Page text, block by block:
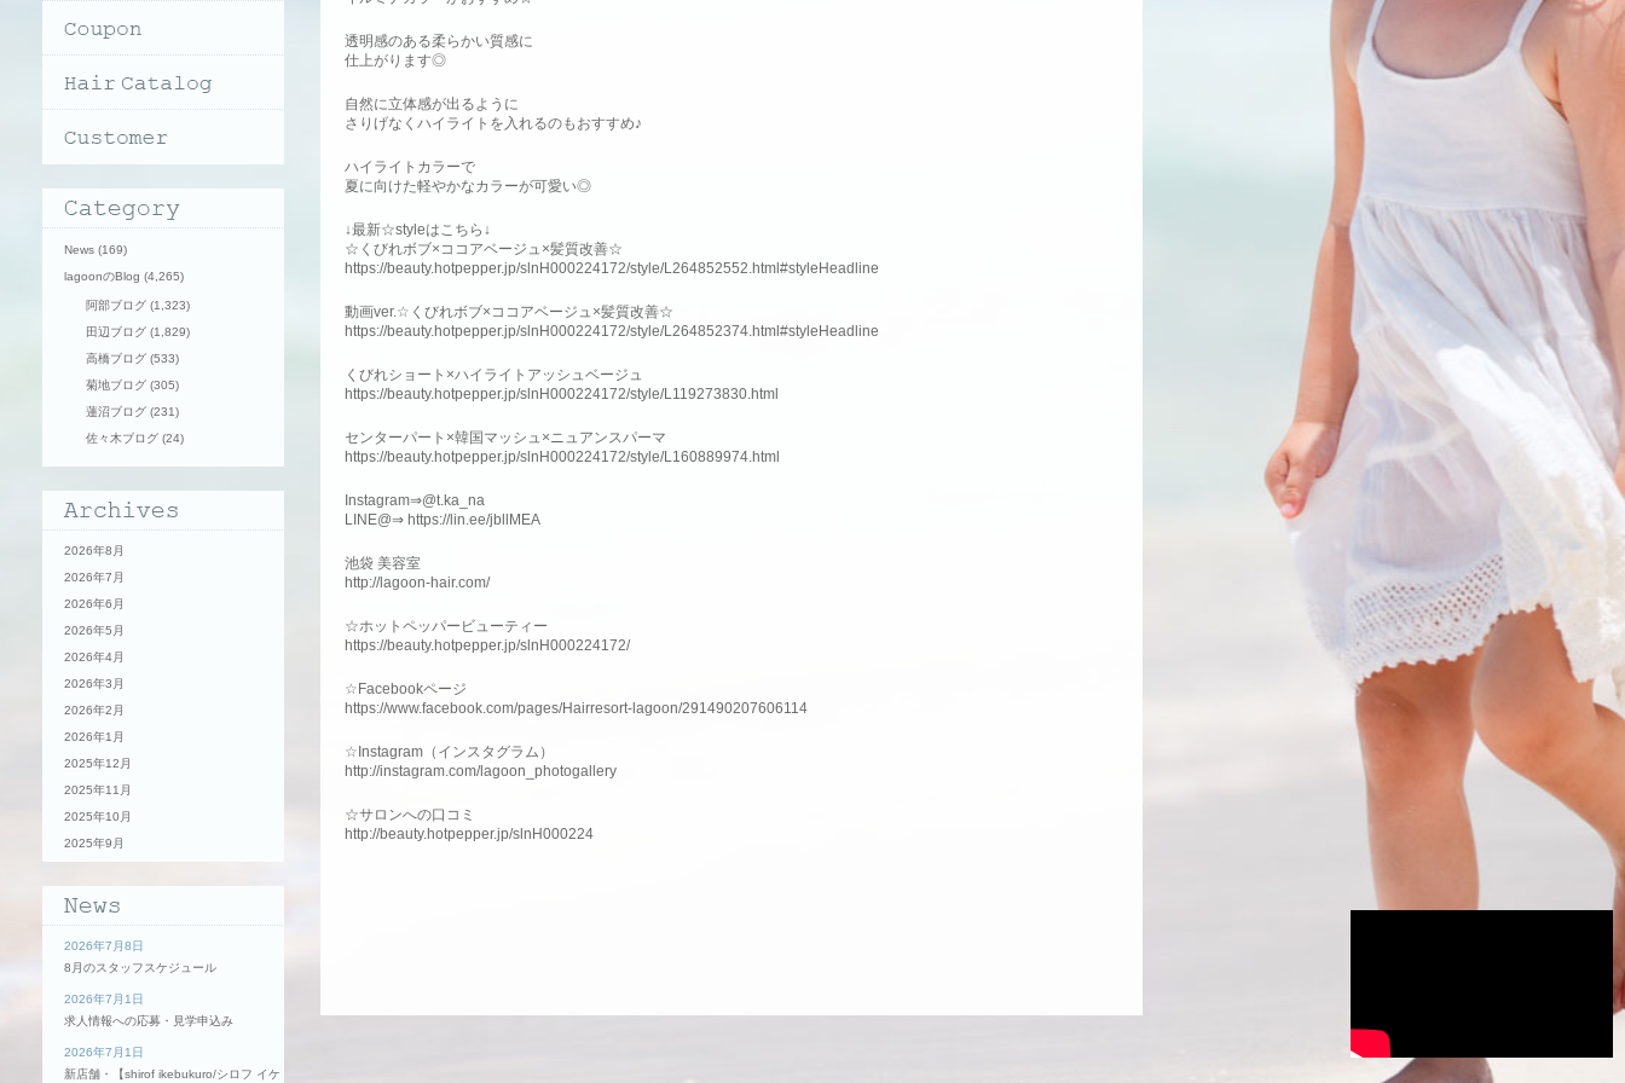
透明感のある柔らかい質感に
仕上がります◎
自然に立体感が出るように
さりげなくハイライトを入れるのもおすすめ♪
ハイライトカラーで
夏に向けた軽やかなカラーが可愛い◎
↓最新☆styleはこちら↓
☆くびれボブ×ココアベージュ×髪質改善☆
https://beauty.hotpepper.jp/slnH000224172/style/L264852552.html#styleHeadline
動画ver.☆くびれボブ×ココアベージュ×髪質改善☆
https://beauty.hotpepper.jp/slnH000224172/style/L264852374.html#styleHeadline
くびれショート×ハイライトアッシュベージュ
https://beauty.hotpepper.jp/slnH000224172/style/L119273830.html
センターパート×韓国マッシュ×ニュアンスパーマ
https://beauty.hotpepper.jp/slnH000224172/style/L160889974.html
Instagram⇒@t.ka_na
LINE@⇒ https://lin.ee/jbllMEA
池袋 美容室
http://lagoon-hair.com/
☆ホットペッパービューティー
https://beauty.hotpepper.jp/slnH000224172/
☆Facebookページ
https://www.facebook.com/pages/Hairresort-lagoon/291490207606114
☆Instagram（インスタグラム）
http://instagram.com/lagoon_photogallery
☆サロンへの口コミ
http://beauty.hotpepper.jp/slnH000224
News (169)
lagoonのBlog (4,265)
阿部ブログ (1,323)
田辺ブログ (1,829)
高橋ブログ (533)
菊地ブログ (305)
蓮沼ブログ (231)
佐々木ブログ (24)
2026年8月
2026年7月
2026年6月
2026年5月
2026年4月
2026年3月
2026年2月
2026年1月
2025年12月
2025年11月
2025年10月
2025年9月
2026年7月8日
8月のスタッフスケジュール
2026年7月1日
求人情報への応募・見学申込み
2026年7月1日
新店舗・【shirof ikebukuro/シロフ イケ